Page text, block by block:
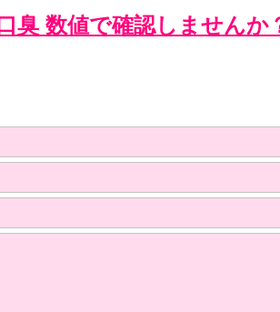
臭 数値で確認しませんか